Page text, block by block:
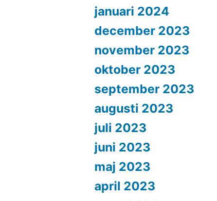
januari 2024
december 2023
november 2023
oktober 2023
september 2023
augusti 2023
juli 2023
juni 2023
maj 2023
april 2023